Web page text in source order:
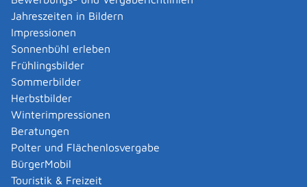
Jahreszeiten in Bildern
Impressionen
Sonnenbühl erleben
Frühlingsbilder
Sommerbilder
Herbstbilder
Winterimpressionen
Beratungen
Polter und Flächenlosvergabe
BürgerMobil
Touristik & Freizeit
anmelden
Als berechtigte Person Fahrzeugregisterauskunft
(Halterauskunft) beantragen
Als Servicedienstleisterin oder Servicedienstleister
im Rahmen der Geldwäscheaufsicht registrieren
Altenpfleger, Arbeitserzieher, Haus- und
Familienpfleger, Heilerziehungsassistent,
Heilpädagoge, Jugend- und Heimerzieher,
Sozialarbeiter, Sozialpädagoge mit ausländischer
Berufsausbildung – Erlaubnis zur Führung der
Berufsbezeichnung beantragen